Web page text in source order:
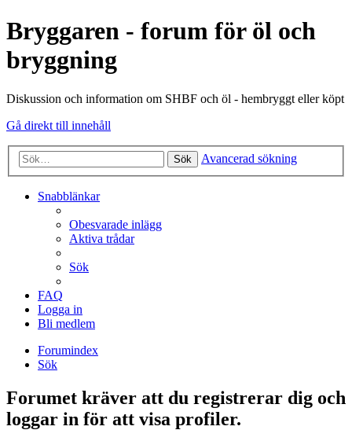
Bryggaren - forum för öl och
bryggning
Diskussion och information om SHBF och öl - hembryggt eller köpt
Gå direkt till innehåll
Sök Avancerad sökning
Snabblänkar
Obesvarade inlägg
Aktiva trådar
Sök
FAQ
Logga in
Bli medlem
Forumindex
Sök
Forumet kräver att du registrerar dig och
loggar in för att visa profiler.